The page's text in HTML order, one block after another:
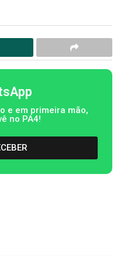
e em primeira mão,
no PA4!